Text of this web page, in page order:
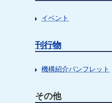
イベント
刊行物
機構紹介パンフレット
その他